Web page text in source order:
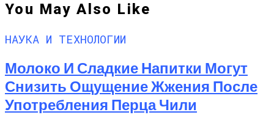
You May Also Like
НАУКА И ТЕХНОЛОГИИ
Молоко И Сладкие Напитки Могут
Снизить Ощущение Жжения После
Употребления Перца Чили